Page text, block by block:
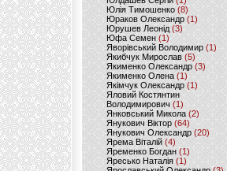
Юлія Тимошенко (8)
Юраков Олександр (1)
Юрушев Леонід (3)
Юфа Семен (1)
Яворівський Володимир (1)
Якибчук Мирослав (5)
Якименко Олександр (3)
Якименко Олена(1)
Якімчук Олександр (1)
Яловий Костянтин
Володимирович (1)
Янковський Микола(2)
Янукович Віктор (64)
Янукович Олександр(20)
Ярема Віталій(4)
Яременко Богдан(1)
Яресько Наталія(1)